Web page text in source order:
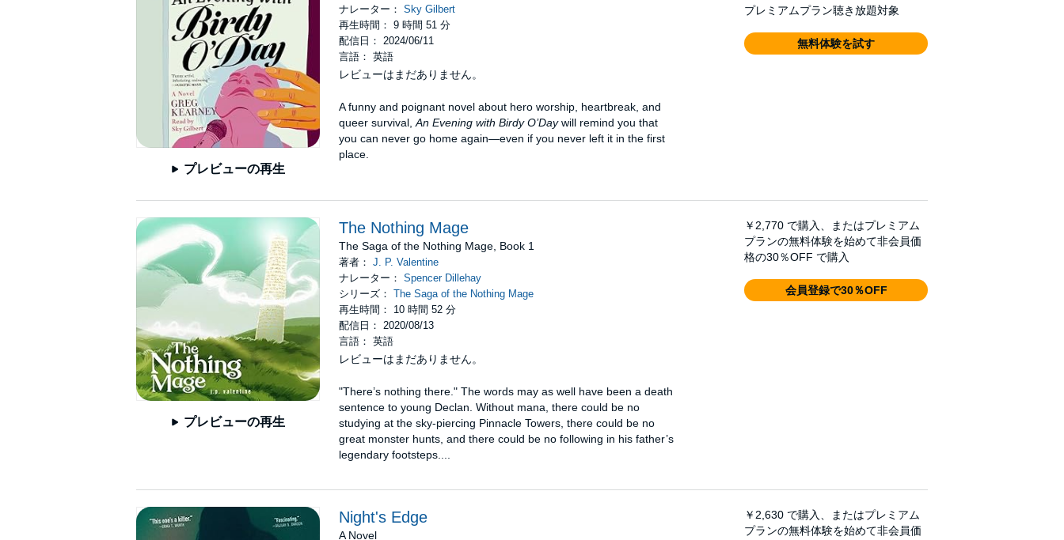
プレビューの再生
ナレーター： Sky Gilbert
再生時間： 9 時間 51 分
配信日： 2024/06/11
言語： 英語
レビューはまだありません。
A funny and poignant novel about hero worship, heartbreak, and
queer survival, An Evening with Birdy O’Daywill remind you that
you can never go home again—even if you never left it in the first
place.
プレミアムプラン聴き放題対象
無料体験を試す
プレビューの再生
The Nothing Mage
The Saga of the Nothing Mage, Book 1
著者： J. P. Valentine
ナレーター： Spencer Dillehay
シリーズ： The Saga of the Nothing Mage
再生時間： 10 時間 52 分
配信日： 2020/08/13
言語： 英語
レビューはまだありません。
"There’s nothing there." The words may as well have been a death
sentence to young Declan. Without mana, there could be no
studying at the sky-piercing Pinnacle Towers, there could be no
great monster hunts, and there could be no following in his father’s
legendary footsteps....
￥2,770 で購入、またはプレミアム
プランの無料体験を始めて非会員価
格の30％OFF で購入
会員登録で30％OFF
Night's Edge
A Novel
￥2,630 で購入、またはプレミアム
プランの無料体験を始めて非会員価